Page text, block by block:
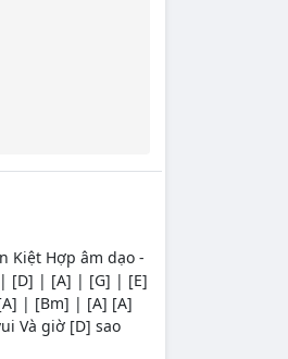
Kiệt Hợp âm dạo -
[D] | [A] | [G] | [E]
| [Bm] | [A] [A]
Và giờ [D] sao